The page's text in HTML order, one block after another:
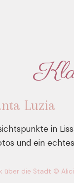
Luzia
in
und ein
über die Stadt ©